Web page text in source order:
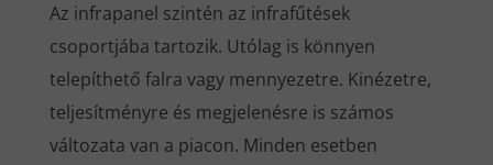
Az infrapanel szintén az infrafűtések
csoportjába tartozik. Utólag is könnyen
telepíthető falra vagy mennyezetre. Kinézetre,
teljesítményre és megjelenésre is számos
változata van a piacon. Minden esetben